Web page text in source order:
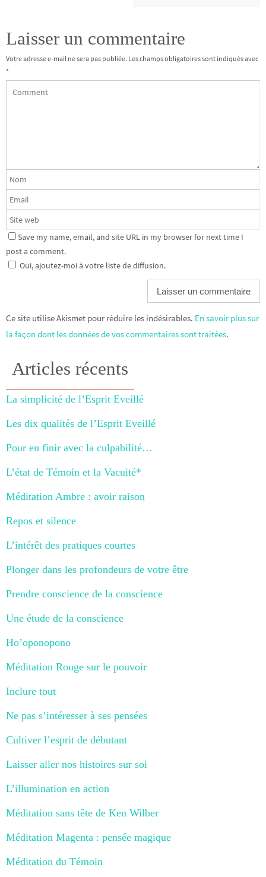
Laisser un commentaire
Votre adresse e-mail ne sera pas publiée. Les champs obligatoires sont indiqués avec
*
Save my name, email, and site URL in my browser for next time I
post a comment.
Oui, ajoutez-moi à votre liste de diffusion.
Ce site utilise Akismet pour réduire les indésirables. En savoir plus sur
la façon dont les données de vos commentaires sont traitées.
Articles récents
La simplicité de l’Esprit Eveillé
Les dix qualités de l’Esprit Eveillé
Pour en finir avec la culpabilité…
L’état de Témoin et la Vacuité*
Méditation Ambre : avoir raison
Repos et silence
L’intérêt des pratiques courtes
Plonger dans les profondeurs de votre être
Prendre conscience de la conscience
Une étude de la conscience
Ho’oponopono
Méditation Rouge sur le pouvoir
Inclure tout
Ne pas s’intéresser à ses pensées
Cultiver l’esprit de débutant
Laisser aller nos histoires sur soi
L’illumination en action
Méditation sans tête de Ken Wilber
Méditation Magenta : pensée magique
Méditation du Témoin